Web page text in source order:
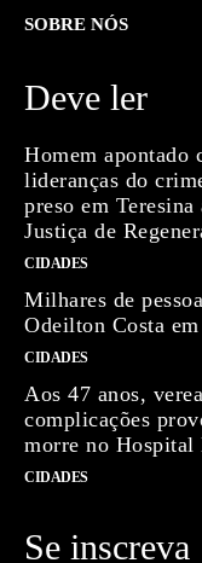
SOBRE NÓS
Deve ler
Homem apontado
lideranças do
preso em
Justiça de
CIDADES
Milhares de
Odeilton Costa
CIDADES
Aos 47 anos,
complicações
morre no Hospital
CIDADES
Se inscreva